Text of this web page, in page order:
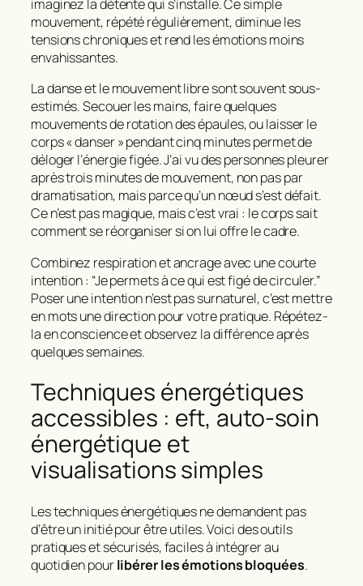
imaginez la détente qui s’installe. Ce simple
mouvement, répété régulièrement, diminue les
tensions chroniques et rend les émotions moins
envahissantes.
La danse et le mouvement libre sont souvent sous-
estimés. Secouer les mains, faire quelques
mouvements de rotation des épaules, ou laisser le
corps « danser » pendant cinq minutes permet de
déloger l’énergie figée. J’ai vu des personnes pleurer
après trois minutes de mouvement, non pas par
dramatisation, mais parce qu’un nœud s’est défait.
Ce n’est pas magique, mais c’est vrai : le corps sait
comment se réorganiser si on lui offre le cadre.
Combinez respiration et ancrage avec une courte
intention : “Je permets à ce qui est figé de circuler.”
Poser une intention n’est pas surnaturel, c’est mettre
en mots une direction pour votre pratique. Répétez-
la en conscience et observez la différence après
quelques semaines.
Techniques énergétiques
accessibles : eft, auto-soin
énergétique et
visualisations simples
Les techniques énergétiques ne demandent pas
d’être un initié pour être utiles. Voici des outils
pratiques et sécurisés, faciles à intégrer au
quotidien pourlibérer les émotions bloquées.